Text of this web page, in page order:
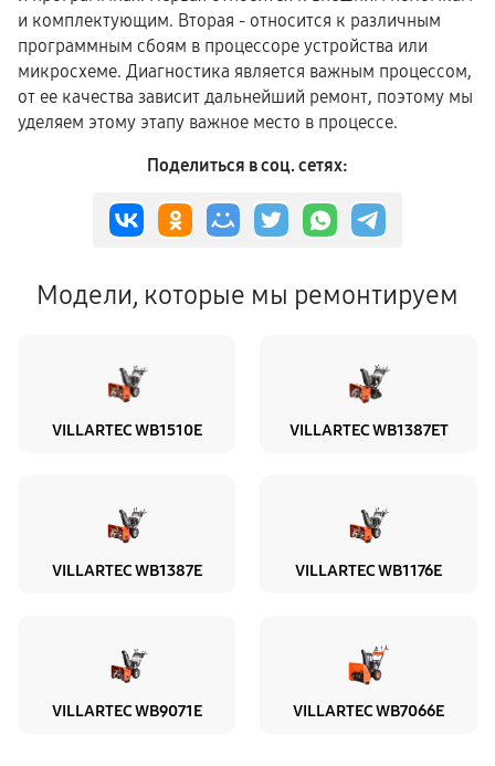
и комплектующим. Вторая - относится к различным
программным сбоям в процессоре устройства или
микросхеме. Диагностика является важным процессом,
от ее качества зависит дальнейший ремонт, поэтому мы
уделяем этому этапу важное место в процессе.
Поделиться в соц. сетях:
Модели, которые мы ремонтируем
VILLARTEC WB1510E VILLARTEC WB1387ET
VILLARTEC WB1387E VILLARTEC WB1176E
VILLARTEC WB9071E VILLARTEC WB7066E